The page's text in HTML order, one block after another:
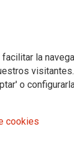
la
o
cookies